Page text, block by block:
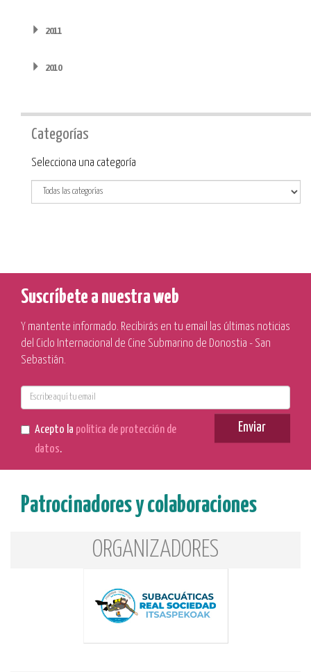
2011
2010
Categorías
Categoría
Selecciona una categoría
Suscríbete a nuestra web
Y mantente informado. Recibirás en tu email las últimas noticias
del Ciclo Internacional de Cine Submarino de Donostia - San
Sebastián.
Acepto la política de protección de
datos.
Enviar
Patrocinadores y colaboraciones
ORGANIZADORES